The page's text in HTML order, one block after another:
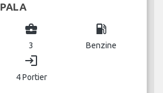
business_center
3
local_gas_station
Benzine
login
4 Portier